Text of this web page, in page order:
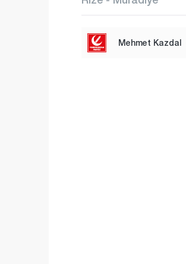
Mehmet Kazdal